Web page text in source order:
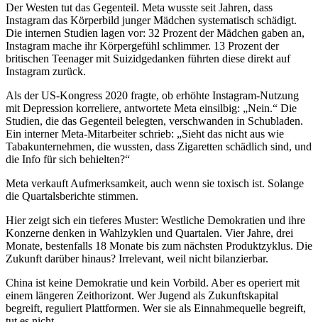
Der Westen tut das Gegenteil. Meta wusste seit Jahren, dass
Instagram das Körperbild junger Mädchen systematisch schädigt.
Die internen Studien lagen vor: 32 Prozent der Mädchen gaben an,
Instagram mache ihr Körpergefühl schlimmer. 13 Prozent der
britischen Teenager mit Suizidgedanken führten diese direkt auf
Instagram zurück.
Als der US-Kongress 2020 fragte, ob erhöhte Instagram-Nutzung
mit Depression korreliere, antwortete Meta einsilbig: „Nein.“ Die
Studien, die das Gegenteil belegten, verschwanden in Schubladen.
Ein interner Meta-Mitarbeiter schrieb: „Sieht das nicht aus wie
Tabakunternehmen, die wussten, dass Zigaretten schädlich sind, und
die Info für sich behielten?“
Meta verkauft Aufmerksamkeit, auch wenn sie toxisch ist. Solange
die Quartalsberichte stimmen.
Hier zeigt sich ein tieferes Muster: Westliche Demokratien und ihre
Konzerne denken in Wahlzyklen und Quartalen. Vier Jahre, drei
Monate, bestenfalls 18 Monate bis zum nächsten Produktzyklus. Die
Zukunft darüber hinaus? Irrelevant, weil nicht bilanzierbar.
China ist keine Demokratie und kein Vorbild. Aber es operiert mit
einem längeren Zeithorizont. Wer Jugend als Zukunftskapital
begreift, reguliert Plattformen. Wer sie als Einnahmequelle begreift,